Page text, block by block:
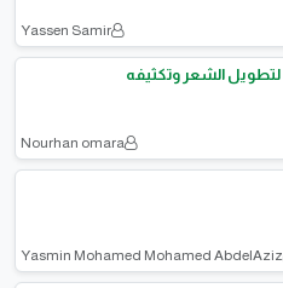
Yassen Samir
Nourhan omara
Yasmin Mohamed Mohamed AbdelAziz